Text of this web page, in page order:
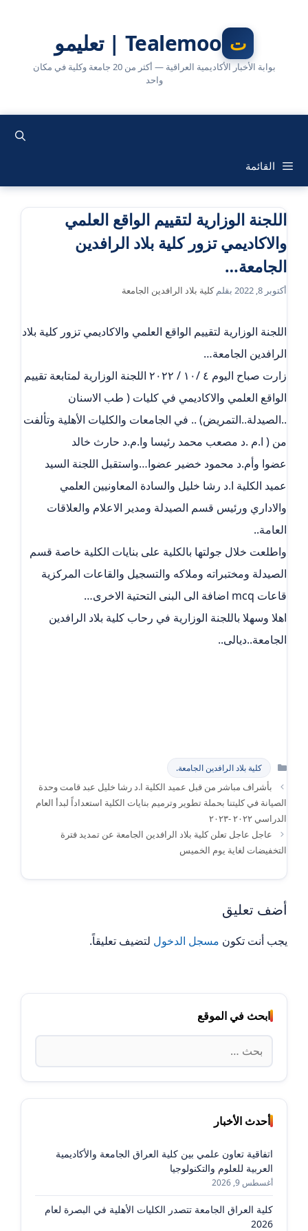
Tealemoo | تعليمو
بوابة الأخبار الأكاديمية العراقية — أكثر من 20 جامعة وكلية في مكان
واحد
القائمة
اللجنة الوزارية لتقييم الواقع العلمي
والاكاديمي تزور كلية بلاد الرافدين
الجامعة…
أكتوبر 8, 2022 بقلمكلية بلاد الرافدين الجامعة
اللجنة الوزارية لتقييم الواقع العلمي والاكاديمي تزور كلية بلاد
الرافدين الجامعة…
زارت صباح اليوم ٤ /١٠ / ٢٠٢٢ اللجنة الوزارية لمتابعة تقييم
الواقع العلمي والاكاديمي في كليات ( طب الاسنان
..الصيدلة..التمريض) .. في الجامعات والكليات الأهلية وتألفت
من ( ا.م .د مصعب محمد رئيسا وا.م.د حارث خالد
عضوا وأم.د محمود خضير عضوا…واستقبل اللجنة السيد
عميد الكلية ا.د رشا خليل والسادة المعاونيين العلمي
والاداري ورئيس قسم الصيدلة ومدير الاعلام والعلاقات
العامة..
واطلعت خلال جولتها بالكلية على بنايات الكلية خاصة قسم
الصيدلة ومختبراته وملاكه والتسجيل والقاعات المركزية
قاعات mcq اضافة الى البنى التحتية الاخرى…
اهلا وسهلا باللجنة الوزارية في رحاب كلية بلاد الرافدين
الجامعة..ديالى..
التصنيفات
كلية بلاد الرافدين الجامعة.
بأشراف مباشر من قبل عميد الكلية ا.د رشا خليل عبد قامت وحدة
الصيانة في كليتنا بحملة تطوير وترميم بنايات الكلية استعداداً لبدأ العام
الدراسي ٢٠٢٢ -٢٠٢٣
عاجل عاجل تعلن كلية بلاد الرافدين الجامعة عن تمديد فترة
التخفيضات لغاية يوم الخميس
أضف تعليق
يجب أنت تكون مسجل الدخول لتضيف تعليقاً.
ابحث في الموقع
البحث
عن:
أحدث الأخبار
اتفاقية تعاون علمي بين كلية العراق الجامعة والأكاديمية
العربية للعلوم والتكنولوجيا
أغسطس 9, 2026
كلية العراق الجامعة تتصدر الكليات الأهلية في البصرة لعام
2026